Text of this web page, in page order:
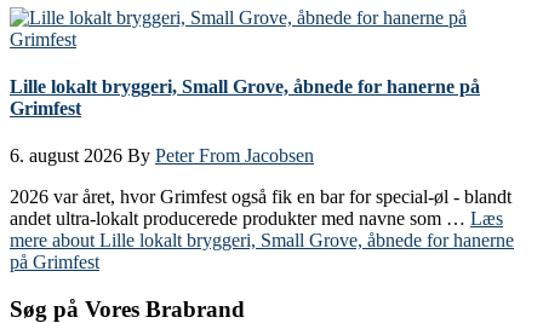
Lille lokalt bryggeri, Small Grove, åbnede for hanerne på
Grimfest
6. august 2026 By Peter From Jacobsen
2026 var året, hvor Grimfest også fik en bar for special-øl - blandt
andet ultra-lokalt producerede produkter med navne som … Læs
mere about Lille lokalt bryggeri, Small Grove, åbnede for hanerne
på Grimfest
Søg på Vores Brabrand